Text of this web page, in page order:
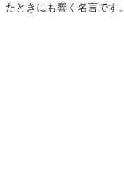
たときにも響く名言です。